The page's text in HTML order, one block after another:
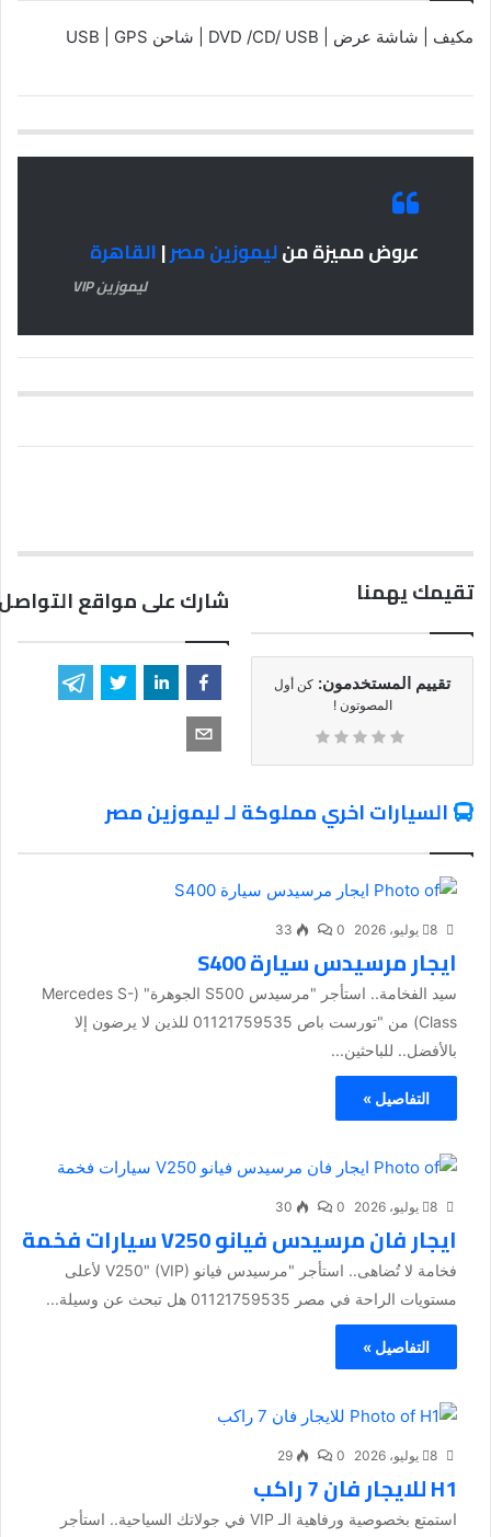
مكيف | شاشة عرض | DVD /CD/ USB | شاحن USB | GPS
عروض مميزة منليموزين مصر|القاهرة
ليموزين VIP
تقيمك يهمنا
تقييم المستخدمون: كن أول
المصوتون !
شارك على مواقع
السيارات اخري مملوكة لـ ليموزين مصر
8 يوليو، 2026 0
33
ايجار مرسيدس سيارة S400
سيد الفخامة.. استأجر "مرسيدس S500 الجوهرة" (Mercedes S-
Class) من "تورست باص 01121759535 للذين لا يرضون إلا
بالأفضل.. للباحثين...
التفاصيل »
8 يوليو، 2026 0
30
ايجار فان مرسيدس فيانو V250 سيارات فخمة
فخامة لا تُضاهى.. استأجر "مرسيدس فيانو V250" (VIP) لأعلى
مستويات الراحة في مصر 01121759535 هل تبحث عن وسيلة...
التفاصيل »
8 يوليو، 2026 0
29
H1 للايجار فان 7 راكب
استمتع بخصوصية ورفاهية الـ VIP في جولاتك السياحية.. استأجر